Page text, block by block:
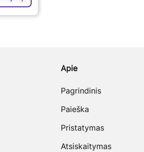
Apie
Pagrindinis
Paieška
Pristatymas
Atsiskaitymas